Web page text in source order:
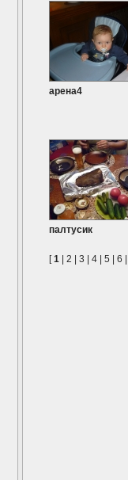
арена4
палтусик
[1 2 3 4 5 6